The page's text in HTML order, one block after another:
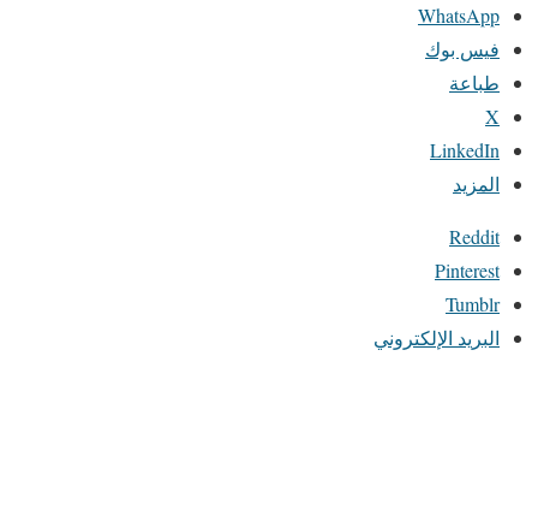
WhatsApp
فيس بوك
طباعة
X
LinkedIn
المزيد
Reddit
Pinterest
Tumblr
البريد الإلكتروني